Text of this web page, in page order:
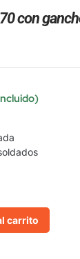
con
carrito